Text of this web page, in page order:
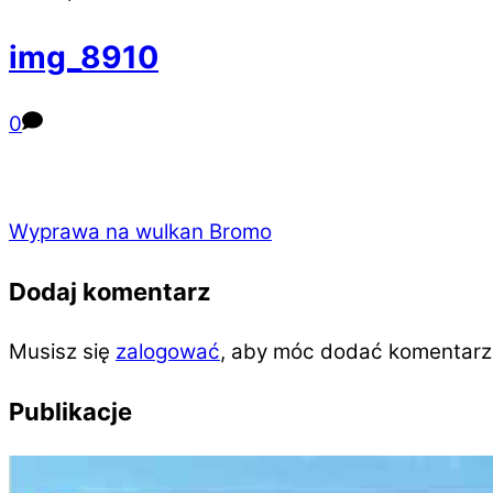
img_8910
0
Wyprawa na wulkan Bromo
Dodaj komentarz
Musisz się zalogować, aby móc dodać
Publikacje